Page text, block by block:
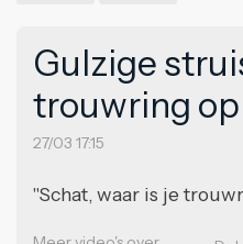
Gulzige
trouwring op
27/03 17:15
"Schat, waar is je